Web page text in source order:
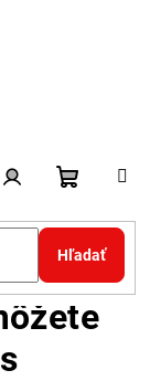
Hľadať
Prečo